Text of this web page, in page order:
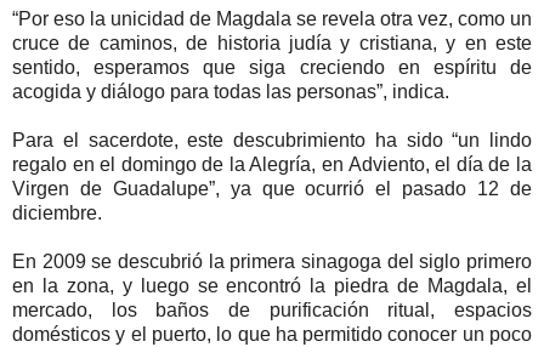
“Por eso la unicidad de Magdala se revela otra vez, como un
cruce de caminos, de historia judía y cristiana, y en este
sentido, esperamos que siga creciendo en espíritu de
acogida y diálogo para todas las personas”, indica.
Para el sacerdote, este descubrimiento ha sido “un lindo
regalo en el domingo de la Alegría, en Adviento, el día de la
Virgen de Guadalupe”, ya que ocurrió el pasado 12 de
diciembre.
En 2009 se descubrió la primera sinagoga del siglo primero
en la zona, y luego se encontró la piedra de Magdala, el
mercado, los baños de purificación ritual, espacios
domésticos y el puerto, lo que ha permitido conocer un poco